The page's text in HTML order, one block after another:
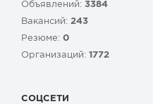
Объявлений: 3384
Вакансий: 243
Резюме: 0
Организаций: 1772
СОЦСЕТИ